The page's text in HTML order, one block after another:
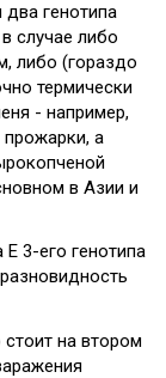
генотипа
случае либо
либо (гораздо
термически
- например,
а
в Азии и
3-его генотипа
на втором